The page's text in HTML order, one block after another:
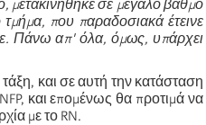
μετακινήθηκε σε μεγάλο βαθμό
που παραδοσιακά έτεινε
Πάνω απ' όλα, όμως, υπάρχει
και σε αυτή την κατάσταση
και επομένως θα προτιμά να
με το RN.